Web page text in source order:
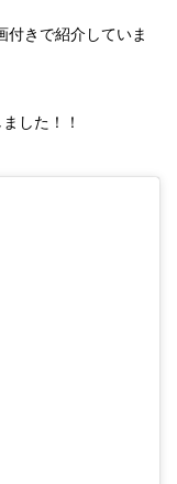
付きで紹介していま
した！！